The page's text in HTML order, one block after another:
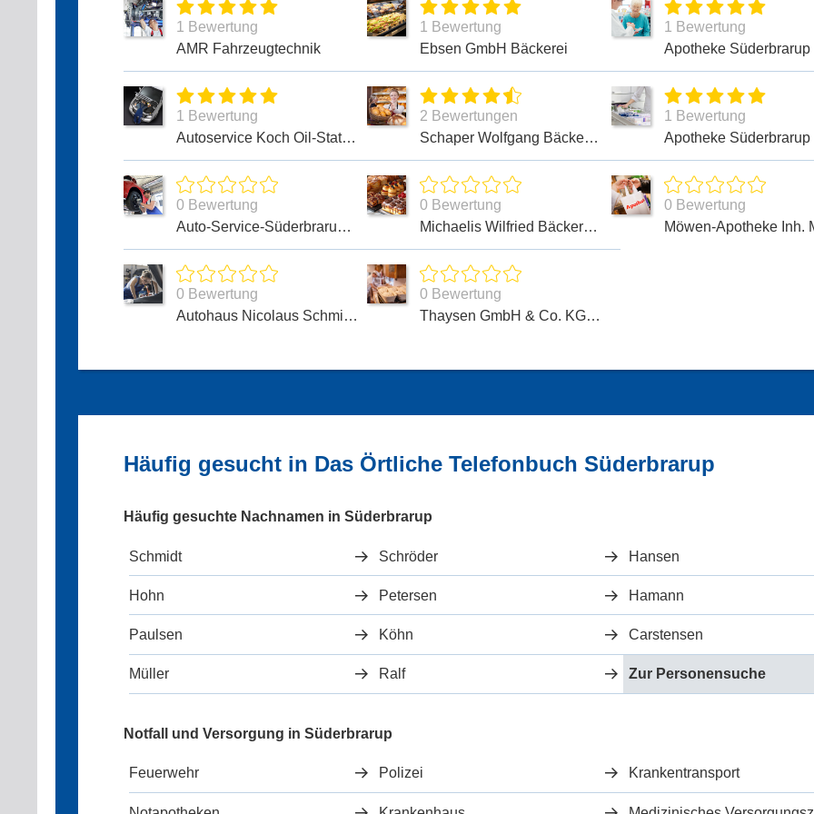
1 Bewertung
AMR Fahrzeugtechnik
1 Bewertung
Autoservice Koch Oil-Station
0 Bewertung
Auto-Service-Süderbrarup GmbH
0 Bewertung
Autohaus Nicolaus Schmidt GmbH & Co. KG
1 Bewertung
Ebsen GmbH Bäckerei
2 Bewertungen
Schaper Wolfgang Bäckerei und Konditorei
0 Bewertung
Michaelis Wilfried Bäckerei und Konditorei
0 Bewertung
Thaysen GmbH & Co. KG, Peter
1 Bewertung
Apotheke Süderbrarup
1 Bewertung
0 Bewertung
Häufig gesucht in Das Örtliche Telefonbuch Süderbrarup
Häufig gesuchte Nachnamen in Süderbrarup
Schmidt Schröder Hansen
Hohn Petersen Hamann
Paulsen Köhn Carstensen
Müller Ralf Zur Personensuche
Notfall und Versorgung in Süderbrarup
Feuerwehr Polizei Krankentransport